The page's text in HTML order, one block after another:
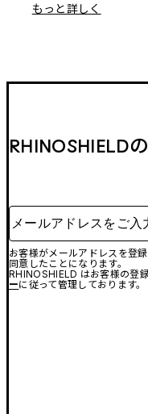
もっと詳しく
RHINOSHIELD
メールアドレスをご入
お客様がメールアドレスを登
同意したことになります。
RHINOSHIELD はお客様の登
ーに従って管理しております。